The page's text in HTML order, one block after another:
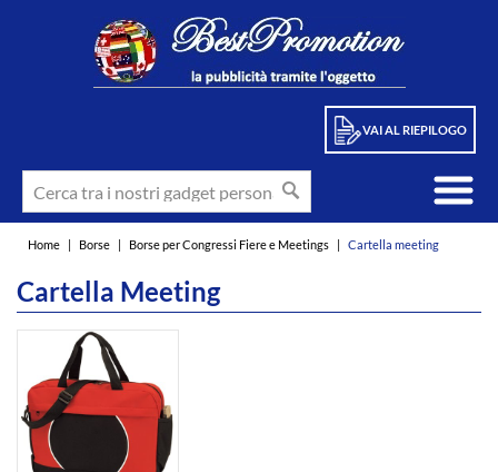
VAI AL RIEPILOGO
Home | Borse | Borse per Congressi Fiere e Meetings | Cartella meeting
Cartella Meeting